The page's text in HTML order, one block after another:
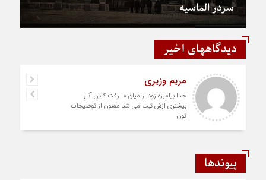
سردر الماسیه
دیدگاههای اخیر
مریم وزیری
خدا بیامرزه زود از میان ما رفت کاش آثار
بیشتری ازش ثبت می شد ممنون از توضیحات
تون
پیوندها